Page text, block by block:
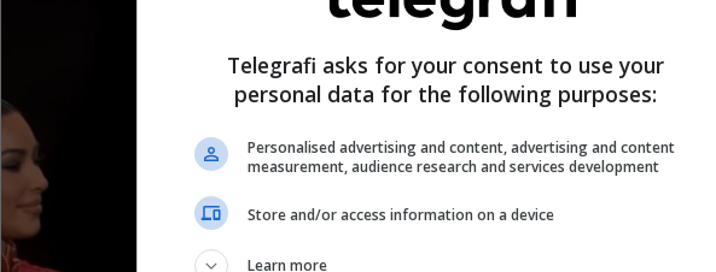
Telegrafi asks for your consent to use your
personal data for the following purposes:
Personalised advertising and content, advertising and content
measurement, audience research and services development
Store and/or access information on a device
Learn more